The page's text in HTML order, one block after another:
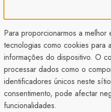
Para proporcionarmos a
tecnologias como cookies para
informações do dispositivo. O
processar dados como o
identificadores únicos neste
consentimento, pode afectar
funcionalidades.